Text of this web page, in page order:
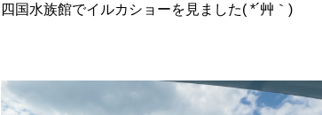
四国水族館でイルカショーを見ました( *´艸｀)